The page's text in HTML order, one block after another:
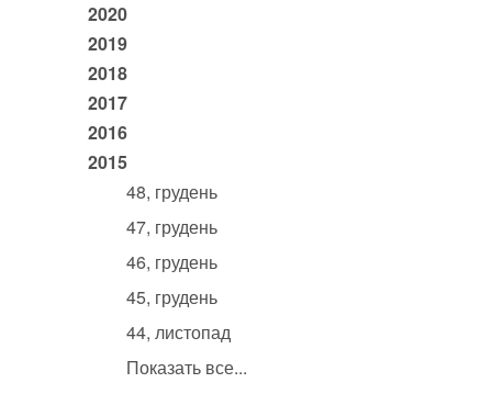
2020
2019
2018
2017
2016
2015
48, грудень
47, грудень
46, грудень
45, грудень
44, листопад
Показать все...